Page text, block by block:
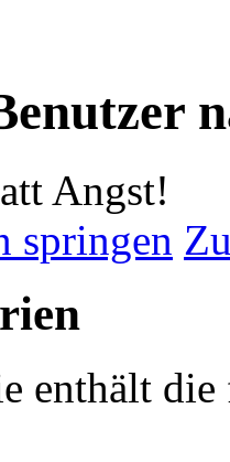
Angst!
springen
enthält